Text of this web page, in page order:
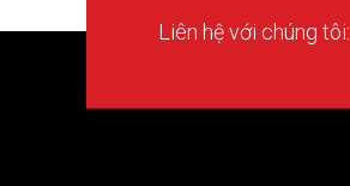
Liên hệ với chúng tôi: